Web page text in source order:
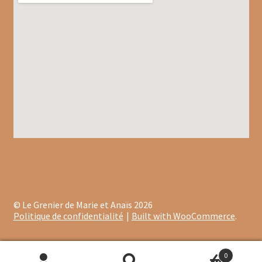
Vinaigres
Conditionnements épices
© Le Grenier de Marie et Anaïs 2026
Politique de confidentialité
Built with WooCommerce.
0